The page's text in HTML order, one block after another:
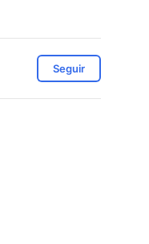
Seguir